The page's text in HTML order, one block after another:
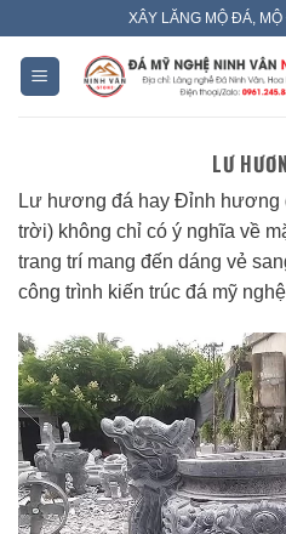
content
XÂY LĂNG MỘ ĐÁ,
LƯ
Lư hương đá hay Đỉnh hương
trời) không chỉ có ý nghĩa về
trang trí mang đến dáng vẻ
công trình kiến trúc đá mỹ